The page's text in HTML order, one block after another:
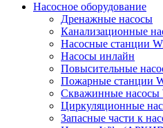
Насосное оборудование
Дренажные насосы
Канализационные
Насосные станции
Насосы инлайн
Повысительные
Пожарные станции
Скважинные насосы
Циркуляционные
Запасные части к